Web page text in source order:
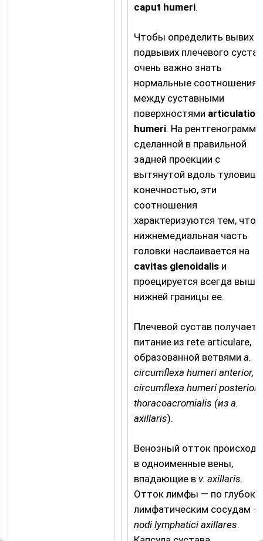
caput humeri.
Чтобы определить вывих
подвывих плечевого
очень важно знать
нормальные соотношения
между суставными
поверхностями articulatio
humeri. На рентгенограмме,
сделанной в правильной
задней проекции с
вытянутой вдоль
конечностью, эти
соотношения
характеризуются тем, что
нижнемедиальная часть
головки наслаивается на
cavitas glenoidalis и
проецируется всегда выше
нижней границы ее.
Плечевой сустав получает
питание из rete articulare,
образованной ветвямиa.
circumflexa humeri anterior,
circumflexa humeri posterior,
thoracoacromialis (из a.
axillaris).
Венозный отток
в одноименные вены,
впадающие в v. axillaris.
Отток лимфы — по
лимфатическим сосудам —
nodi lymphatici axillares.